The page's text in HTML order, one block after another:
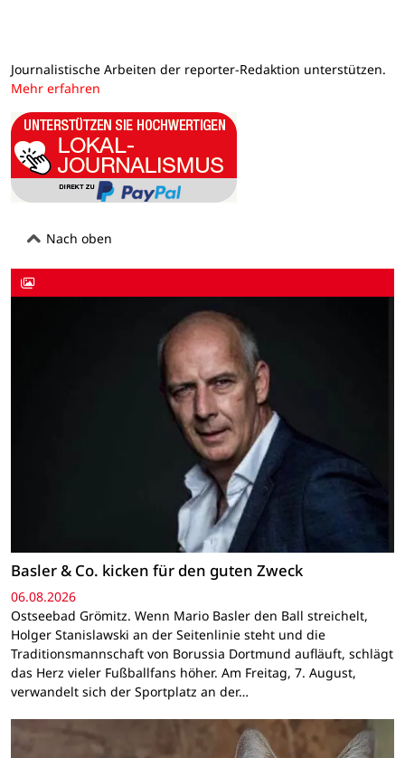
Journalistische Arbeiten der reporter-Redaktion unterstützen.
Mehr erfahren
Nach oben
Basler & Co. kicken für den guten Zweck
06.08.2026
Ostseebad Grömitz. Wenn Mario Basler den Ball streichelt,
Holger Stanislawski an der Seitenlinie steht und die
Traditionsmannschaft von Borussia Dortmund aufläuft, schlägt
das Herz vieler Fußballfans höher. Am Freitag, 7. August,
verwandelt sich der Sportplatz an der…